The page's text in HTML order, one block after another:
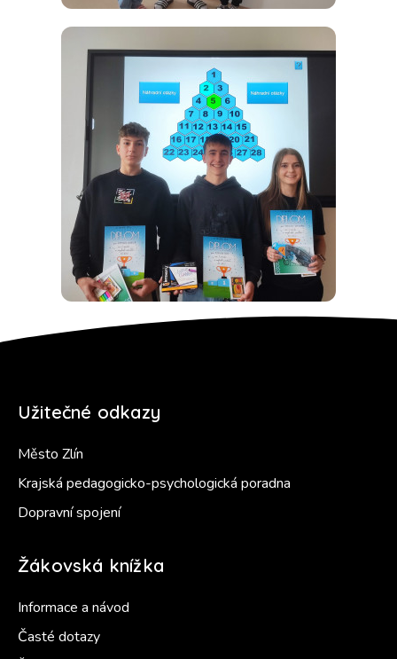
Užitečné odkazy
Město Zlín
Krajská pedagogicko-psychologická poradna
Dopravní spojení
Žákovská knížka
Informace a návod
Časté dotazy